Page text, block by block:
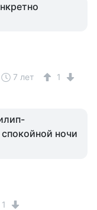
7 лет 1
ночи
1